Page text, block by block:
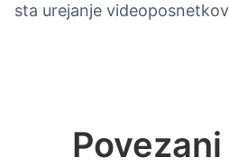
sta urejanje